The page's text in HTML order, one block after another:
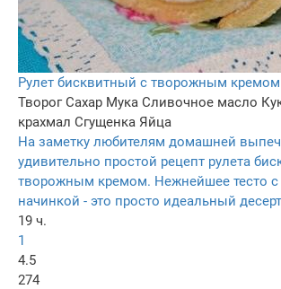
Рулет бисквитный с творожным кремом
Творог Сахар Мука Сливочное масло
крахмал Сгущенка Яйца
На заметку любителям домашней
удивительно простой рецепт рулета
творожным кремом. Нежнейшее тесто
начинкой - это просто идеальный
19 ч.
1
4.5
274